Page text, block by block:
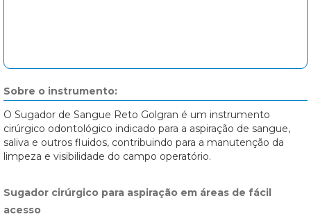
Sobre o instrumento:
O Sugador de Sangue Reto Golgran é um instrumento
cirúrgico odontológico indicado para a aspiração de sangue,
saliva e outros fluidos, contribuindo para a manutenção da
limpeza e visibilidade do campo operatório.
Sugador cirúrgico para aspiração em áreas de fácil
acesso